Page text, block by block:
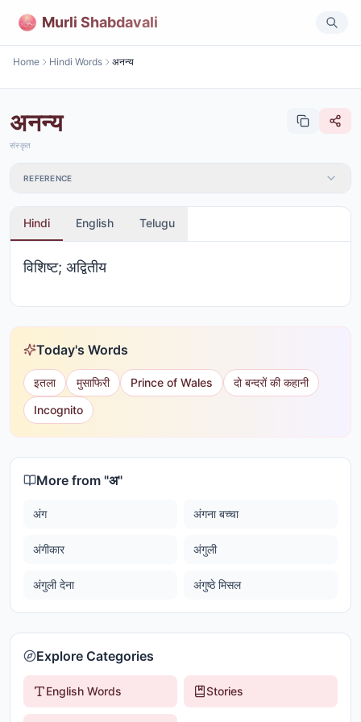
Murli Shabdavali
Home Hindi Words अनन्य
अनन्य
संस्कृत
REFERENCE
Hindi English Telugu
विशिष्ट; अद्वितीय
Today's Words
इतला मुसाफिरी Prince of Wales
दो बन्दरों की कहानी
Incognito
More from "अ"
अंग अंगना बच्चा
अंगीकार अंगुली
अंगुली देना अंगुष्ठे मिसल
Explore Categories
English Words Stories